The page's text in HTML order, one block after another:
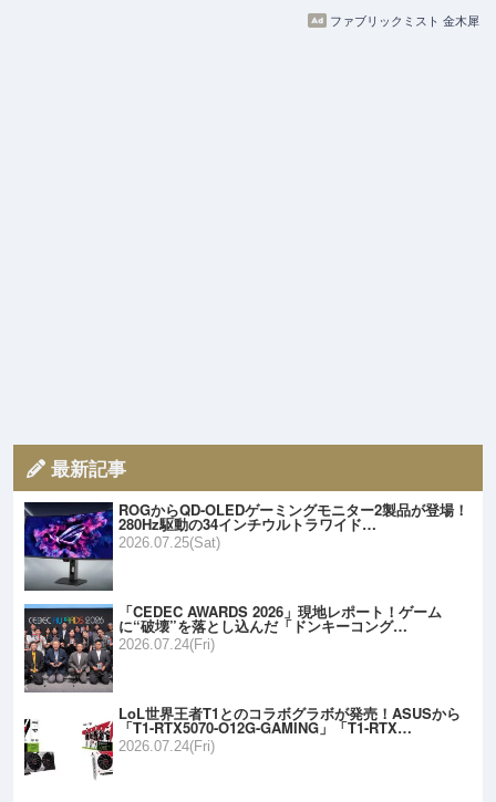
ファブリックミスト 金木犀
最新記事
ROGからQD-OLEDゲーミングモニター2製品が登場！
280Hz駆動の34インチウルトラワイド…
2026.07.25(Sat)
「CEDEC AWARDS 2026」現地レポート！ゲーム
に“破壊”を落とし込んだ「ドンキーコング…
2026.07.24(Fri)
LoL世界王者T1とのコラボグラボが発売！ASUSから
「T1-RTX5070-O12G-GAMING」「T1-RTX…
2026.07.24(Fri)